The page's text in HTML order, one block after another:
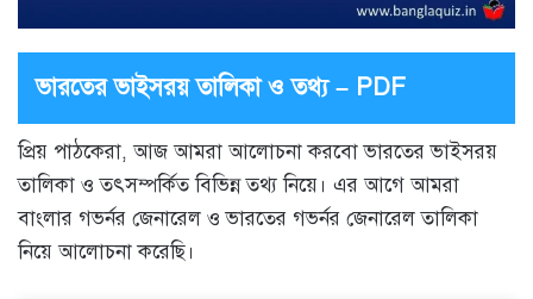
ভারতের ভাইসরয় তালিকা ও তথ্য – PDF
প্রিয় পাঠকেরা, আজ আমরা আলোচনা করবো ভারতের ভাইসরয়
তালিকা ও তৎসম্পর্কিত বিভিন্ন তথ্য নিয়ে। এর আগে আমরা
বাংলার গভর্নর জেনারেল ও ভারতের গভর্নর জেনারেল তালিকা
নিয়ে আলোচনা করেছি।